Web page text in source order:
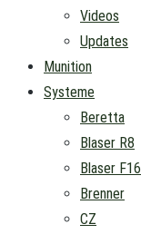
Videos
Updates
Munition
Systeme
Beretta
Blaser R8
Blaser F16
Brenner
CZ